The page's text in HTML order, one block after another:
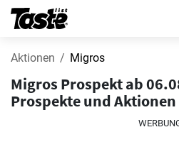
Aktionen Migros
Migros Prospekt ab
Prospekte und Aktionen